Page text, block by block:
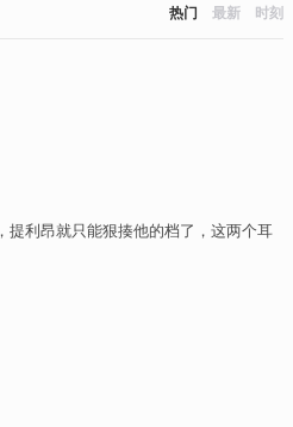
热门 最新 时刻
利昂就只能狠揍他的档了，这两个耳